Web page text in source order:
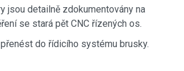
jsou detailně zdokumentovány na
se stará pět CNC řízených os.
do řídicího systému brusky.